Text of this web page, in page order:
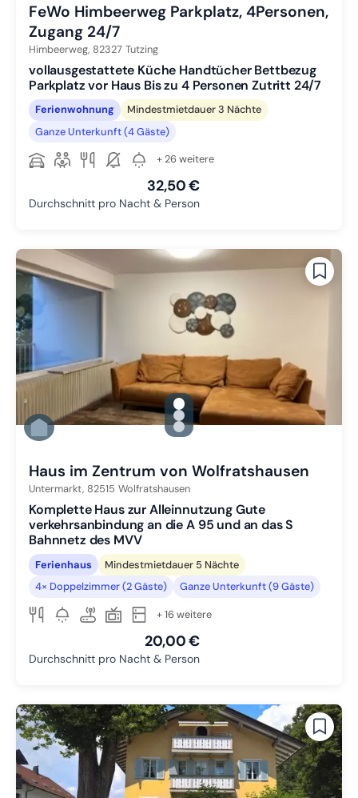
FeWo Himbeerweg Parkplatz, 4Personen,
Zugang 24/7
Himbeerweg, 82327 Tutzing
vollausgestattete Küche Handtücher Bettbezug
Parkplatz vor Haus Bis zu 4 Personen Zutritt 24/7
Ferienwohnung
Mindestmietdauer 3 Nächte
Ganze Unterkunft (4 Gäste)
+ 26 weitere
32,50 €
Durchschnitt pro Nacht & Person
gallery.slide_selector
Zu Slide 1 wechseln
Zu Slide 2 wechseln
Zu Slide 3 wechseln
Haus im Zentrum von Wolfratshausen
Untermarkt, 82515 Wolfratshausen
Komplette Haus zur Alleinnutzung Gute
verkehrsanbindung an die A 95 und an das S
Bahnnetz des MVV
Ferienhaus
Mindestmietdauer 5 Nächte
4× Doppelzimmer (2 Gäste)
Ganze Unterkunft (9 Gäste)
+ 16 weitere
20,00 €
Durchschnitt pro Nacht & Person